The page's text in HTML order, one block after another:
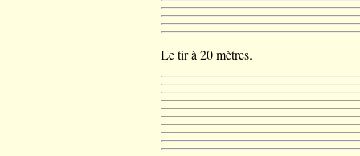
Le tir à 20 mètres.